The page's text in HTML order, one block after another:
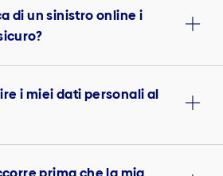
di un sinistro online i
i miei dati personali al